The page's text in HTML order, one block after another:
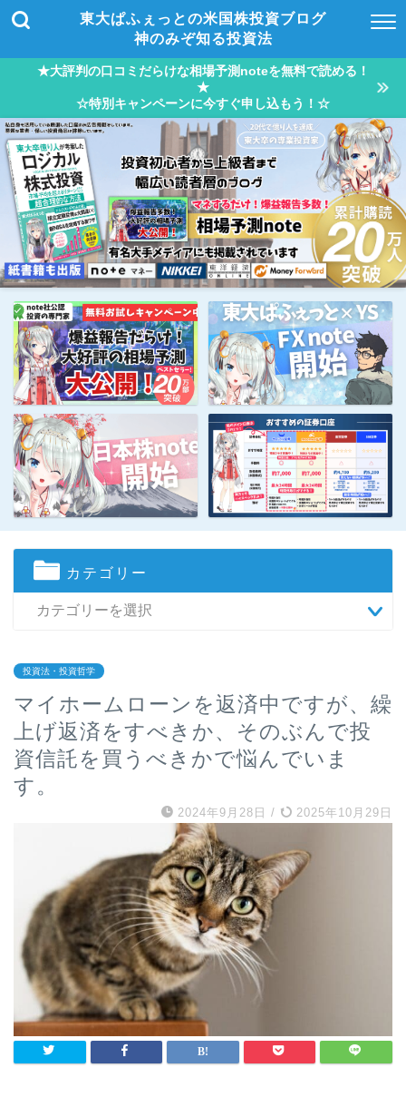
東大ぱふぇっとの米国株投資ブログ
神のみぞ知る投資法
★大評判の口コミだらけな相場予測noteを無料で読める！
★
☆特別キャンペーンに今すぐ申し込もう！☆
カテゴリー
投資法・投資哲学
マイホームローンを返済中ですが、繰
上げ返済をすべきか、そのぶんで投
資信託を買うべきかで悩んでいま
す。
2024年9月28日 / 2025年10月29日